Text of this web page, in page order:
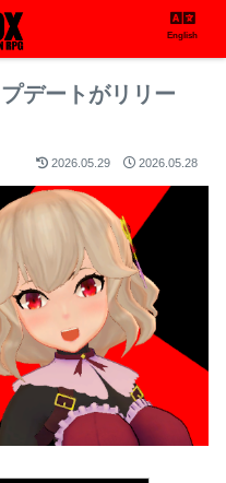
デートがリリー
2026.05.29 2026.05.28
English